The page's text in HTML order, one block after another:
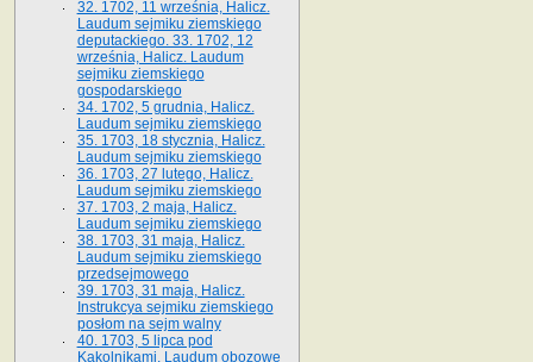
32. 1702, 11 września, Halicz.
Laudum sejmiku ziemskiego
deputackiego. 33. 1702, 12
września, Halicz. Laudum
sejmiku ziemskiego
gospodarskiego
34. 1702, 5 grudnia, Halicz.
Laudum sejmiku ziemskiego
35. 1703, 18 stycznia, Halicz.
Laudum sejmiku ziemskiego
36. 1703, 27 lutego, Halicz.
Laudum sejmiku ziemskiego
37. 1703, 2 maja, Halicz.
Laudum sejmiku ziemskiego
38. 1703, 31 maja, Halicz.
Laudum sejmiku ziemskiego
przedsejmowego
39. 1703, 31 maja, Halicz.
Instrukcya sejmiku ziemskiego
posłom na sejm walny
40. 1703, 5 lipca pod
Kąkolnikami. Laudum obozowe